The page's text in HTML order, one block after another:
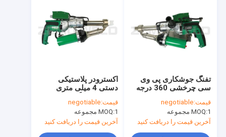
اکسترودر پلاستیکی
دستی 4 میلی متری
میله ای برای تعمیر
قیمت:negotiable
MOQ:1 مجموعه
آخرین قیمت را دریافت کنید
تفنگ جوشکاری پی وی
سی چرخشی 360 درجه
قیمت:negotiable
MOQ:1 مجموعه
آخرین قیمت را دریافت کنید